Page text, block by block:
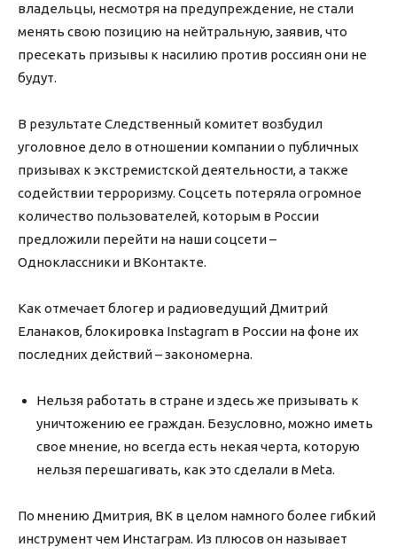
владельцы, несмотря на предупреждение, не стали
менять свою позицию на нейтральную, заявив, что
пресекать призывы к насилию против россиян они не
будут.
В результате Следственный комитет возбудил
уголовное дело в отношении компании о публичных
призывах к экстремистской деятельности, а также
содействии терроризму. Соцсеть потеряла огромное
количество пользователей, которым в России
предложили перейти на наши соцсети –
Одноклассники и ВКонтакте.
Как отмечает блогер и радиоведущий Дмитрий
Еланаков, блокировка Instagram в России на фоне их
последних действий – закономерна.
Нельзя работать в стране и здесь же призывать к
уничтожению ее граждан. Безусловно, можно иметь
свое мнение, но всегда есть некая черта, которую
нельзя перешагивать, как это сделали в Meta.
По мнению Дмитрия, ВК в целом намного более гибкий
инструмент чем Инстаграм. Из плюсов он называет